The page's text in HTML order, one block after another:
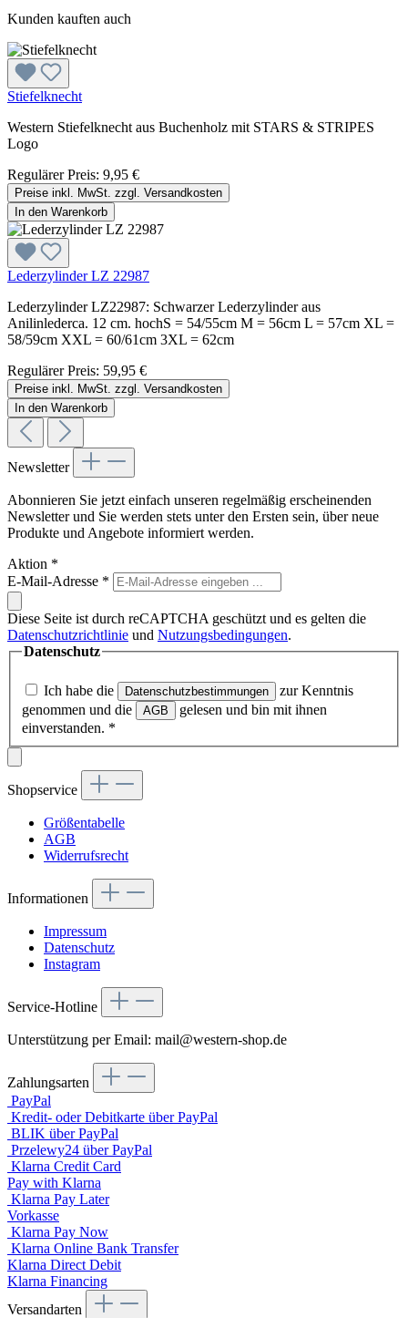
Kunden kauften auch
Stiefelknecht
Western Stiefelknecht aus Buchenholz mit STARS & STRIPES
Logo
Regulärer Preis: 9,95 €
Preise inkl. MwSt. zzgl. Versandkosten
In den Warenkorb
Lederzylinder LZ 22987
Lederzylinder LZ22987: Schwarzer Lederzylinder aus
Anilinlederca. 12 cm. hochS = 54/55cm M = 56cm L = 57cm XL =
58/59cm XXL = 60/61cm 3XL = 62cm
Regulärer Preis: 59,95 €
Preise inkl. MwSt. zzgl. Versandkosten
In den Warenkorb
Newsletter
Abonnieren Sie jetzt einfach unseren regelmäßig erscheinenden
Newsletter und Sie werden stets unter den Ersten sein, über neue
Produkte und Angebote informiert werden.
Aktion *
E-Mail-Adresse *
Diese Seite ist durch reCAPTCHA geschützt und es gelten die
Datenschutzrichtlinie und Nutzungsbedingungen.
Datenschutz
Ich habe die Datenschutzbestimmungen
zur Kenntnis
genommen und die
AGB
gelesen und bin mit ihnen
einverstanden. *
Shopservice
Größentabelle
AGB
Widerrufsrecht
Informationen
Impressum
Datenschutz
Instagram
Service-Hotline
Unterstützung per Email: mail@western-shop.de
Zahlungsarten
PayPal
Kredit- oder Debitkarte über PayPal
BLIK über PayPal
Przelewy24 über PayPal
Klarna Credit Card
Pay with Klarna
Klarna Pay Later
Vorkasse
Klarna Pay Now
Klarna Online Bank Transfer
Klarna Direct Debit
Klarna Financing
Versandarten